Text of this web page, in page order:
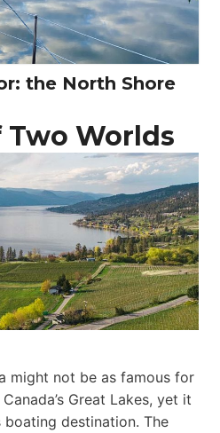
the North Shore
Two Worlds
might not be as famous for
Great Lakes, yet it
destination. The